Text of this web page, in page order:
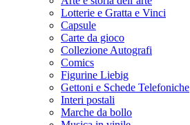
Lotterie e Gratta e Vinci
Capsule
Carte da gioco
Collezione Autografi
Comics
Figurine Liebig
Gettoni e Schede Telefoniche
Interi postali
Marche da bollo